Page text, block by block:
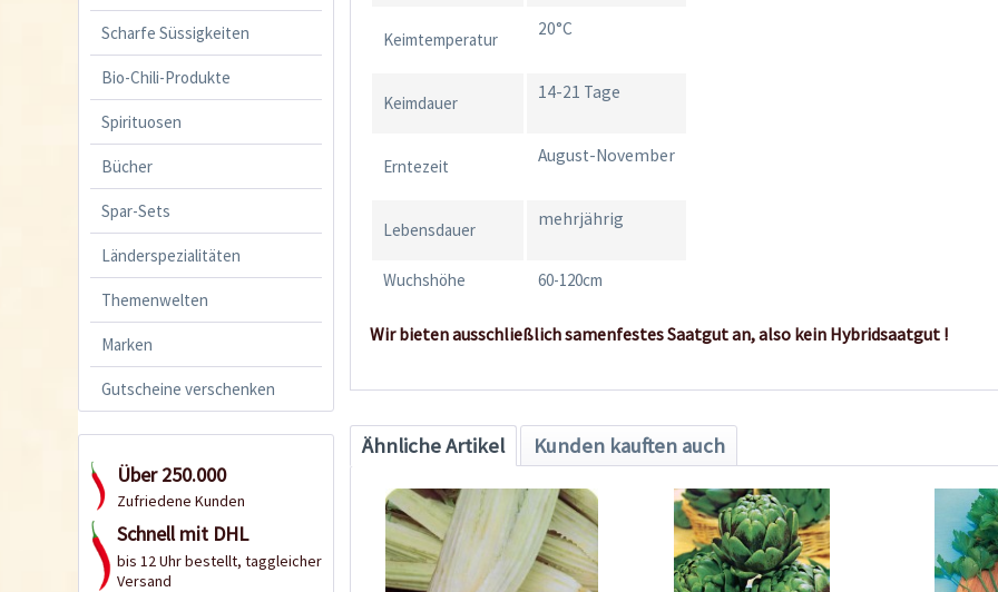
Scharfe Süssigkeiten
Bio-Chili-Produkte
Spirituosen
Bücher
Spar-Sets
Länderspezialitäten
Themenwelten
Marken
Gutscheine verschenken
Über 250.000
Zufriedene Kunden
Schnell mit DHL
bis 12 Uhr bestellt, taggleicher
Versand
Keimtemperatur
20°C
Keimdauer
14-21 Tage
Erntezeit
August-November
Lebensdauer
mehrjährig
Wuchshöhe 60-120cm
Wir bieten ausschließlich samenfestes Saatgut an, also kein Hybridsaatgut !
Ähnliche Artikel Kunden kauften auch